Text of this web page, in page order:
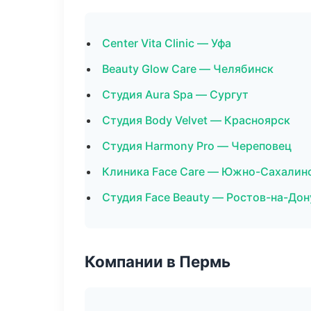
Center Vita Clinic — Уфа
Beauty Glow Care — Челябинск
Студия Aura Spa — Сургут
Студия Body Velvet — Красноярск
Студия Harmony Pro — Череповец
Клиника Face Care — Южно-
Студия Face Beauty — Ростов-на-
Компании в Пермь